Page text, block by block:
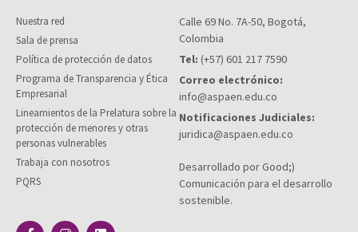
Nuestra red
Sala de prensa
Política de protección de datos
Programa de Transparencia y Ética
Empresarial
Lineamientos de la Prelatura sobre la
protección de menores y otras
personas vulnerables
Trabaja con nosotros
PQRS
Calle 69 No. 7A-50, Bogotá,
Colombia
Tel: (+57) 601 217 7590
Correo electrónico:
info@aspaen.edu.co
Notificaciones Judiciales:
juridica@aspaen.edu.co
Desarrollado por Good;)
Comunicación para el desarrollo
sostenible.